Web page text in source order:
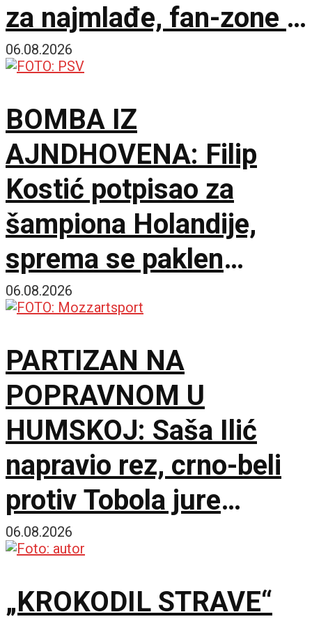
za najmlađe, fan-zone i
besplatna karta za
06.08.2026
BOMBA IZ
AJNDHOVENA: Filip
Kostić potpisao za
šampiona Holandije,
sprema se paklen
tandem na krilnim
06.08.2026
PARTIZAN NA
POPRAVNOM U
HUMSKOJ: Saša Ilić
napravio rez, crno-beli
protiv Tobola jure
750.000 evra i
06.08.2026
„KROKODIL STRAVE“